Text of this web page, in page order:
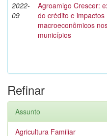
2022-
09
Agroamigo Crescer:
do crédito e impactos
macroeconômicos
municípios
Refinar
Assunto
Agricultura Familiar